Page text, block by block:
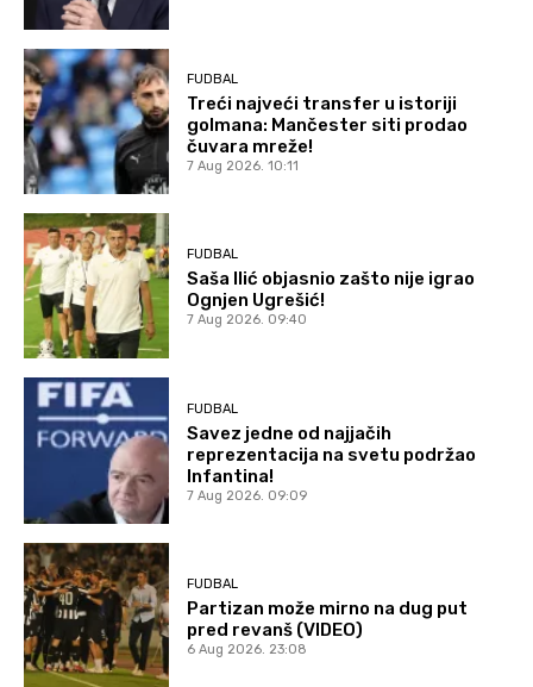
FUDBAL
Treći najveći transfer u istoriji
golmana: Mančester siti prodao
čuvara mreže!
7 Aug 2026. 10:11
FUDBAL
Saša Ilić objasnio zašto nije igrao
Ognjen Ugrešić!
7 Aug 2026. 09:40
FUDBAL
Savez jedne od najjačih
reprezentacija na svetu podržao
Infantina!
7 Aug 2026. 09:09
FUDBAL
Partizan može mirno na dug put
pred revanš (VIDEO)
6 Aug 2026. 23:08